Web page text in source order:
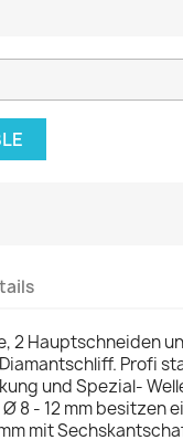
2 Hauptschneiden
Profi
und Spezial-
8 - 12 mm besitzen
mit